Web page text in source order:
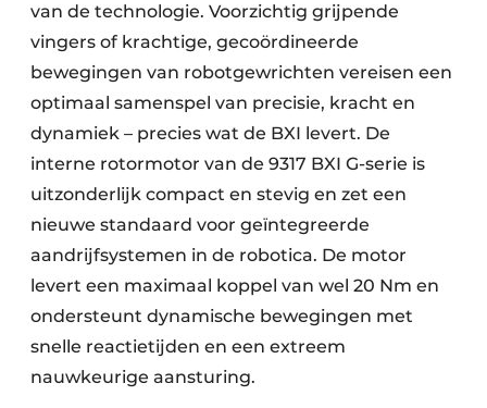
van de technologie. Voorzichtig grijpende
vingers of krachtige, gecoördineerde
bewegingen van robotgewrichten vereisen een
optimaal samenspel van precisie, kracht en
dynamiek – precies wat de BXI levert. De
interne rotormotor van de 9317 BXI G-serie is
uitzonderlijk compact en stevig en zet een
nieuwe standaard voor geïntegreerde
aandrijfsystemen in de robotica. De motor
levert een maximaal koppel van wel 20 Nm en
ondersteunt dynamische bewegingen met
snelle reactietijden en een extreem
nauwkeurige aansturing.